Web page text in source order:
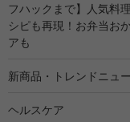
フハックまで】人気料
シピも再現！お弁当お
アも
新商品・トレンドニュ
ヘルスケア